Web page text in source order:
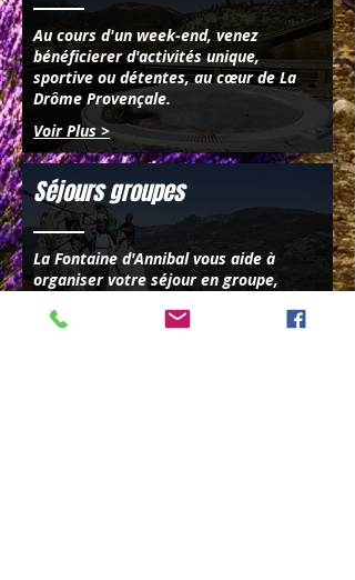
​Au cours d'un week-end, venez
bénéficierer d'activités unique,
sportive ou détentes, au cœur de La
Drôme Provençale.
Voir Plus >
Séjours groupes
​La Fontaine d'Annibal vous aide à
organiser votre séjour en groupe,
animations...